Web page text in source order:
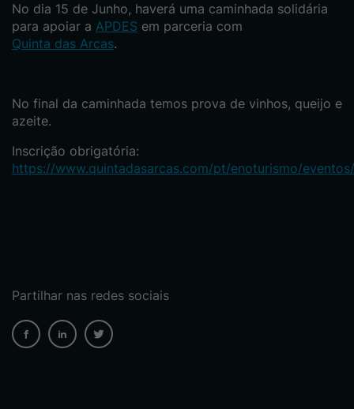
No dia 15 de Junho, haverá uma caminhada solidária
para apoiar a APDES em parceria com
Quinta das Arcas.
No final da caminhada temos prova de vinhos, queijo e
azeite.
Inscrição obrigatória:
https://www.quintadasarcas.com/pt/enoturismo/eventos/
Partilhar nas redes sociais